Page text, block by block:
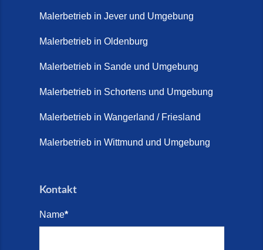
Malerbetrieb in Jever und Umgebung
Malerbetrieb in Oldenburg
Malerbetrieb in Sande und Umgebung
Malerbetrieb in Schortens und Umgebung
Malerbetrieb in Wangerland / Friesland
Malerbetrieb in Wittmund und Umgebung
Kontakt
Name*